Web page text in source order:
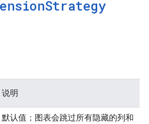
Strategy
说明
默认值；图表会跳过所有隐藏的列和